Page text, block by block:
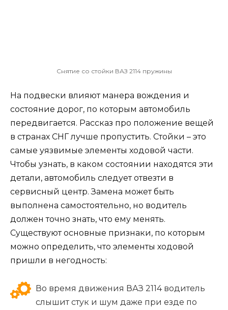
Снятие со стойки ВАЗ 2114 пружины
На подвески влияют манера вождения и
состояние дорог, по которым автомобиль
передвигается. Рассказ про положение вещей
в странах СНГ лучше пропустить. Стойки – это
самые уязвимые элементы ходовой части.
Чтобы узнать, в каком состоянии находятся эти
детали, автомобиль следует отвезти в
сервисный центр. Замена может быть
выполнена самостоятельно, но водитель
должен точно знать, что ему менять.
Существуют основные признаки, по которым
можно определить, что элементы ходовой
пришли в негодность:
Во время движения ВАЗ 2114 водитель
слышит стук и шум даже при езде по